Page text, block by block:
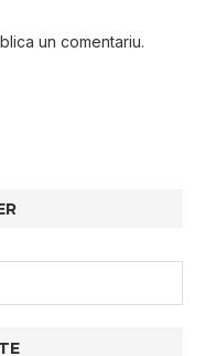
un comentariu.